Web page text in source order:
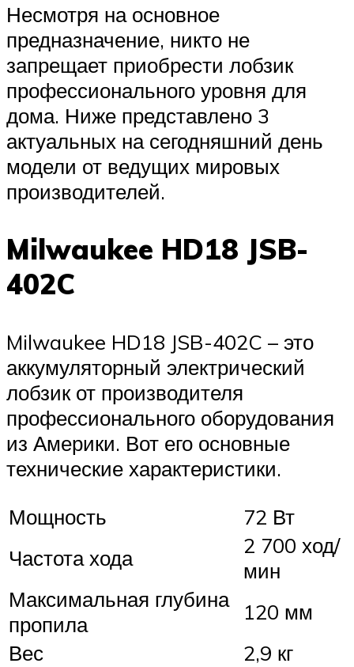
Несмотря на основное
предназначение, никто не
запрещает приобрести лобзик
профессионального уровня для
дома. Ниже представлено 3
актуальных на сегодняшний день
модели от ведущих мировых
производителей.
Milwaukee HD18 JSB-
402C
Milwaukee HD18 JSB-402C – это
аккумуляторный электрический
лобзик от производителя
профессионального оборудования
из Америки. Вот его основные
технические характеристики.
Мощность
72 Вт
Частота хода
2 700 ход/
мин
Максимальная глубина
пропила
120 мм
Вес
2,9 кг